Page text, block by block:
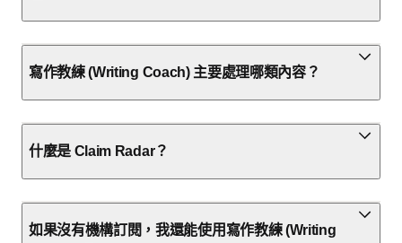
寫作教練 (Writing Coach) 主要處理哪類內容？
什麼是 Claim Radar？
如果沒有機構訂閱，我還能使用寫作教練 (Writing